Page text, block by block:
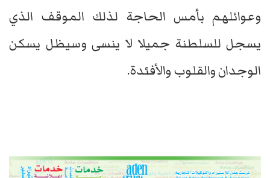
وعوائلهم بأمس الحاجة لذلك الموقف الذي
يسجل للسلطنة جميلا لا ينسى وسيظل يسكن
الوجدان والقلوب والأفئدة.